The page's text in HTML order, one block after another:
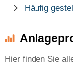
Häufig
Hier finden Sie